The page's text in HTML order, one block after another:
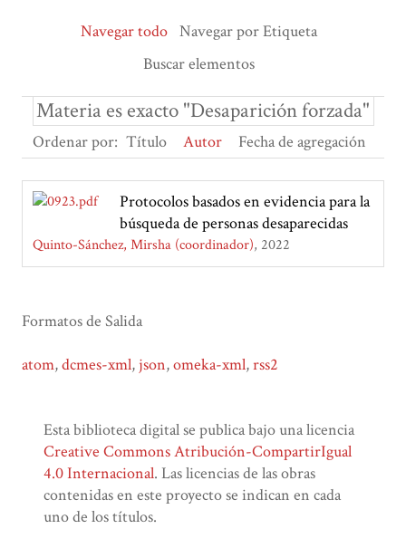
Navegar todo Navegar por Etiqueta
Buscar elementos
Materia es exacto "Desaparición forzada"
Ordenar por: Título Autor Fecha de agregación
Protocolos basados en evidencia para la
búsqueda de personas desaparecidas
Quinto-Sánchez, Mirsha (coordinador) 2022
Formatos de Salida
atom,dcmes-xml, json,omeka-xml,rss2
Esta biblioteca digital se publica bajo una licencia
Creative Commons Atribución-CompartirIgual
4.0 Internacional. Las licencias de las obras
contenidas en este proyecto se indican en cada
uno de los títulos.